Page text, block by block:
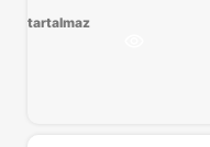
tartalmaz